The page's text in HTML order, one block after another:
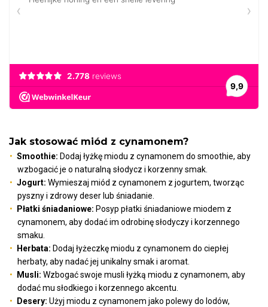
Jak stosować miód z cynamonem?
Smoothie: Dodaj łyżkę miodu z cynamonem do smoothie, aby
wzbogacić je o naturalną słodycz i korzenny smak.
Jogurt: Wymieszaj miód z cynamonem z jogurtem, tworząc
pyszny i zdrowy deser lub śniadanie.
Płatki śniadaniowe: Posyp płatki śniadaniowe miodem z
cynamonem, aby dodać im odrobinę słodyczy i korzennego
smaku.
Herbata: Dodaj łyżeczkę miodu z cynamonem do ciepłej
herbaty, aby nadać jej unikalny smak i aromat.
Musli: Wzbogać swoje musli łyżką miodu z cynamonem, aby
dodać mu słodkiego i korzennego akcentu.
Desery: Użyj miodu z cynamonem jako polewy do lodów,